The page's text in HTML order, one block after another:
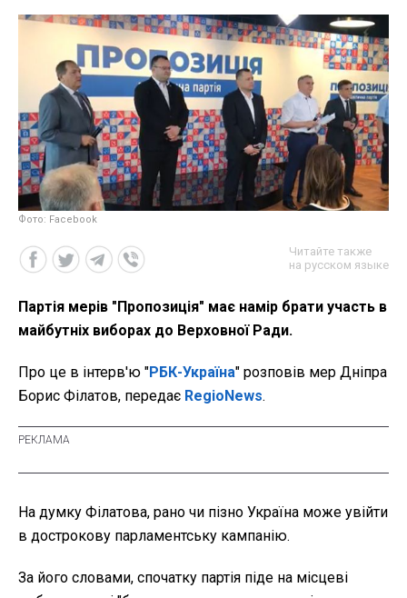
Фото: Facebook
Читайте также
на русском языке
Партія мерів "Пропозиція" має намір брати участь в
майбутніх виборах до Верховної Ради.
Про це в інтерв'ю "РБК-Україна" розповів мер Дніпра
Борис Філатов, передає RegioNews.
На думку Філатова, рано чи пізно Україна може увійти
в дострокову парламентську кампанію.
За його словами, спочатку партія піде на місцеві